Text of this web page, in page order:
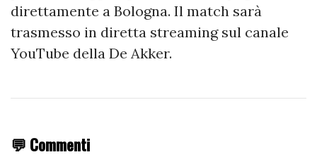
direttamente a Bologna. Il match sarà
trasmesso in diretta streaming sul canale
YouTube della De Akker.
💬 Commenti